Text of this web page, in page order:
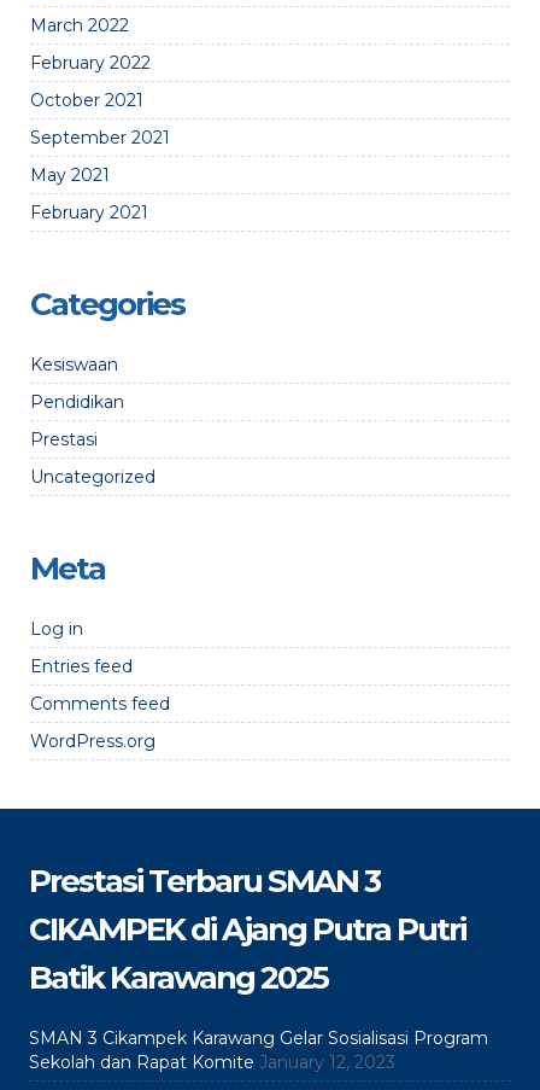
March 2022
February 2022
October 2021
September 2021
May 2021
February 2021
Categories
Kesiswaan
Pendidikan
Prestasi
Uncategorized
Meta
Log in
Entries feed
Comments feed
WordPress.org
Prestasi Terbaru SMAN 3
CIKAMPEK di Ajang Putra Putri
Batik Karawang 2025
SMAN 3 Cikampek Karawang Gelar Sosialisasi Program
Sekolah dan Rapat Komite January 12, 2023